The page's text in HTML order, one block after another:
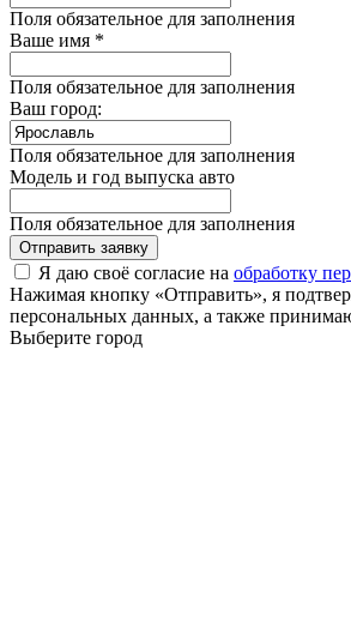
Поля обязательное для заполнения
Ваше имя *
Поля обязательное для заполнения
Ваш город:
Поля обязательное для заполнения
Модель и год выпуска авто
Поля обязательное для заполнения
Отправить заявку
Я даю своё согласие на обработку
Нажимая кнопку «Отправить», я
персональных данных, а также
Выберите город